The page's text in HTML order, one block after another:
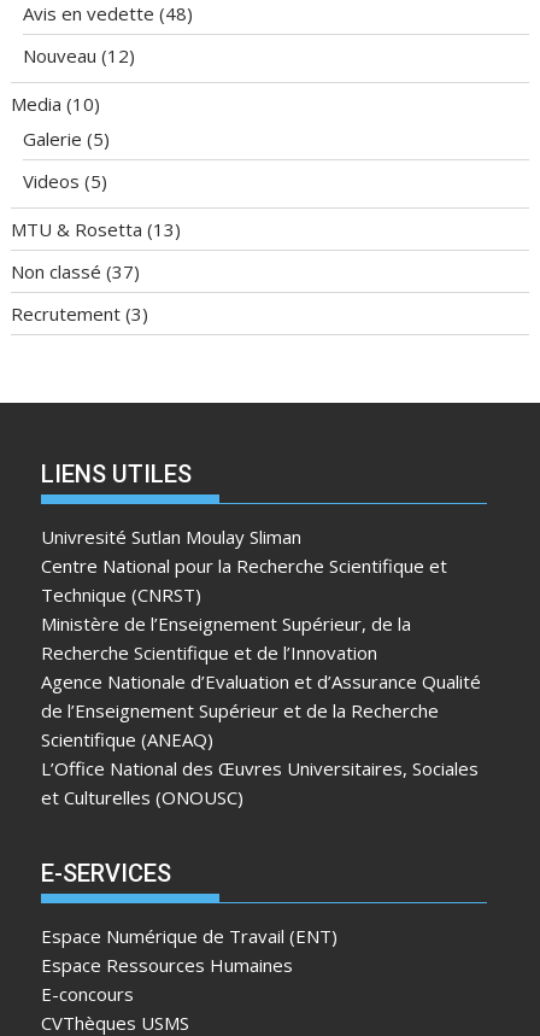
Avis en vedette (48)
Nouveau (12)
Media (10)
Galerie (5)
Videos (5)
MTU & Rosetta (13)
Non classé (37)
Recrutement (3)
LIENS UTILES
Univresité Sutlan Moulay Sliman
Centre National pour la Recherche Scientifique et
Technique (CNRST)
Ministère de l’Enseignement Supérieur, de la
Recherche Scientifique et de l’Innovation
Agence Nationale d’Evaluation et d’Assurance Qualité
de l’Enseignement Supérieur et de la Recherche
Scientifique (ANEAQ)
L’Office National des Œuvres Universitaires, Sociales
et Culturelles (ONOUSC)
E-SERVICES
Espace Numérique de Travail (ENT)
Espace Ressources Humaines
E-concours
CVThèques USMS